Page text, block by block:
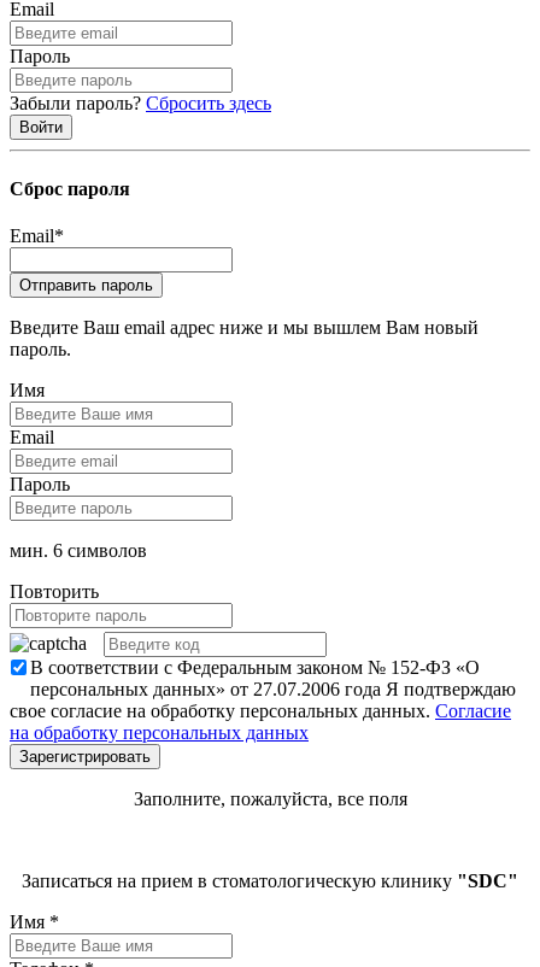
Email
Пароль
Забыли пароль? Сбросить здесь
Сброс пароля
Email*
Введите Ваш email адрес ниже и мы вышлем Вам новый
пароль.
Имя
Email
Пароль
мин. 6 символов
Повторить
В соответствии с Федеральным законом № 152-ФЗ «О
персональных данных» от 27.07.2006 года Я подтверждаю
свое согласие на обработку персональных данных. Согласие
на обработку персональных данных
Заполните, пожалуйста, все поля
Записаться на прием в стоматологическую клинику "SDC"
Имя *